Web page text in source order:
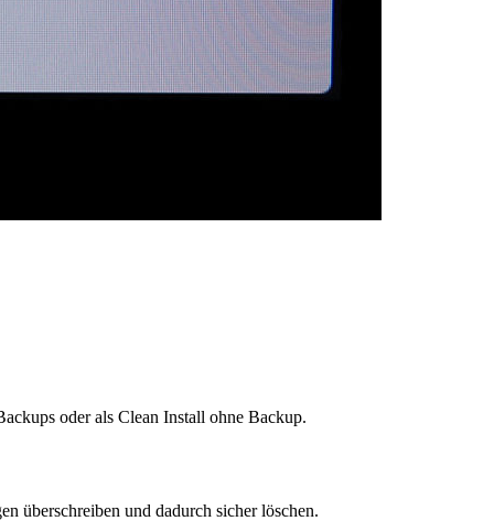
oder als Clean Install ohne Backup.
überschreiben und dadurch sicher löschen.